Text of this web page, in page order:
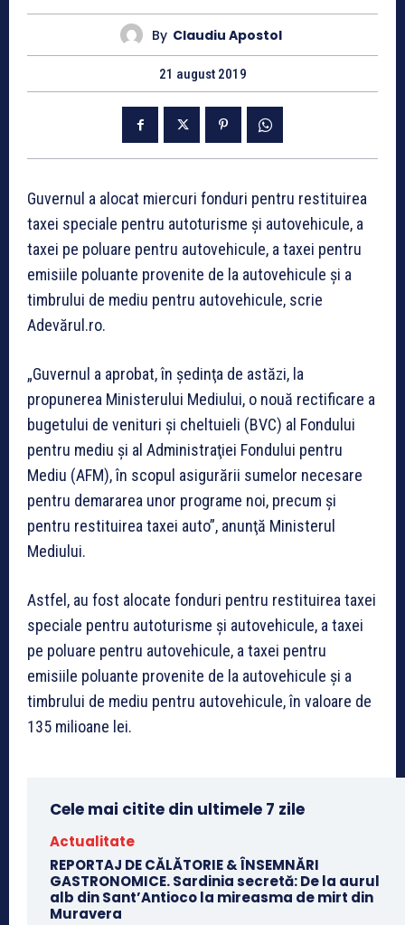
By Claudiu Apostol
21 august 2019
Guvernul a alocat miercuri fonduri pentru restituirea
taxei speciale pentru autoturisme şi autovehicule, a
taxei pe poluare pentru autovehicule, a taxei pentru
emisiile poluante provenite de la autovehicule şi a
timbrului de mediu pentru autovehicule, scrie
Adevărul.ro.
„Guvernul a aprobat, în şedinţa de astăzi, la
propunerea Ministerului Mediului, o nouă rectificare a
bugetului de venituri şi cheltuieli (BVC) al Fondului
pentru mediu şi al Administraţiei Fondului pentru
Mediu (AFM), în scopul asigurării sumelor necesare
pentru demararea unor programe noi, precum şi
pentru restituirea taxei auto”, anunţă Ministerul
Mediului.
Astfel, au fost alocate fonduri pentru restituirea taxei
speciale pentru autoturisme şi autovehicule, a taxei
pe poluare pentru autovehicule, a taxei pentru
emisiile poluante provenite de la autovehicule şi a
timbrului de mediu pentru autovehicule, în valoare de
135 milioane lei.
Cele mai citite din ultimele 7 zile
Actualitate
REPORTAJ DE CĂLĂTORIE & ÎNSEMNĂRI
GASTRONOMICE. Sardinia secretă: De la aurul
alb din Sant’Antioco la mireasma de mirt din
Muravera